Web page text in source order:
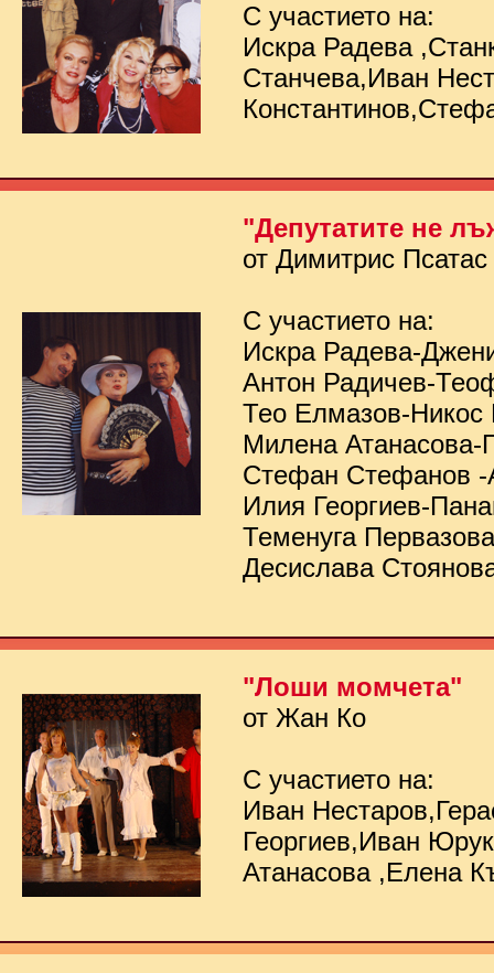
С участието на:
Искра Радева
Станчева,Иван
"Депутатите не
от Димитрис Псатас
С участието на:
Искра Радева-
Антон Радичев-
Тео Елмазов-Никос
Милена Атанасова-
Стефан Стефанов -
Илия Георгиев-
Теменуга
Десислава
"Лоши момчета"
от Жан Ко
С участието на:
Иван
Георгиев,Иван
Атанасова ,Елена